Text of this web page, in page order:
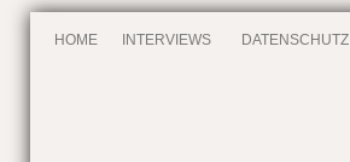
HOME INTERVIEWS DATENSCHUTZ